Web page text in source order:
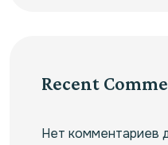
Recent
Нет комментариев